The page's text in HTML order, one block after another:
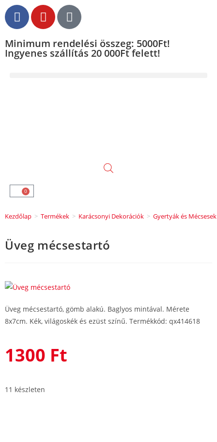
Minimum rendelési összeg: 5000Ft!
Ingyenes szállítás 20 000Ft felett!
0
Kezdőlap > Termékek > Karácsonyi Dekorációk > Gyertyák és Mécsesek
Üveg mécsestartó
Üveg mécsestartó, gömb alakú. Baglyos mintával. Mérete
8x7cm. Kék, világoskék és ezüst színű. Termékkód: qx414618
1300 Ft
11 készleten